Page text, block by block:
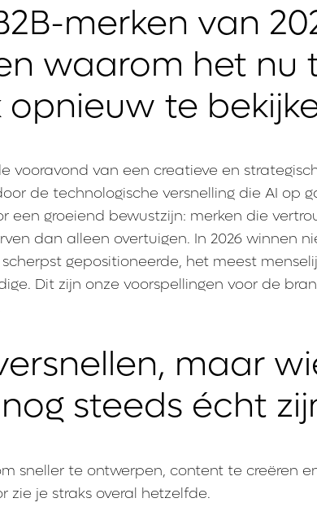
merken van
waarom het nu
opnieuw te
vooravond van een creatieve en
de technologische versnelling die AI op
een groeiend bewustzijn: merken die
dan alleen overtuigen. In 2026 winnen
gepositioneerde, het meest
Dit zijn onze voorspellingen voor de
maar
steeds écht
sneller te ontwerpen, content te creëren
zie je straks overal hetzelfde.